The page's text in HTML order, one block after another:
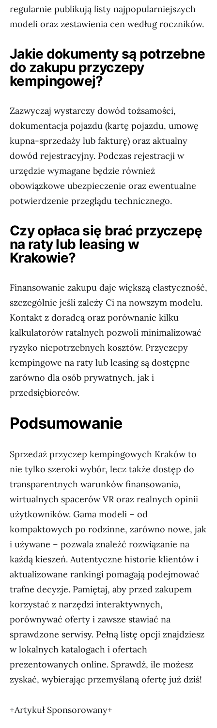
regularnie publikują listy najpopularniejszych
modeli oraz zestawienia cen według roczników.
Jakie dokumenty są potrzebne
do zakupu przyczepy
kempingowej?
Zazwyczaj wystarczy dowód tożsamości,
dokumentacja pojazdu (kartę pojazdu, umowę
kupna-sprzedaży lub fakturę) oraz aktualny
dowód rejestracyjny. Podczas rejestracji w
urzędzie wymagane będzie również
obowiązkowe ubezpieczenie oraz ewentualne
potwierdzenie przeglądu technicznego.
Czy opłaca się brać przyczepę
na raty lub leasing w
Krakowie?
Finansowanie zakupu daje większą elastyczność,
szczególnie jeśli zależy Ci na nowszym modelu.
Kontakt z doradcą oraz porównanie kilku
kalkulatorów ratalnych pozwoli minimalizować
ryzyko niepotrzebnych kosztów. Przyczepy
kempingowe na raty lub leasing są dostępne
zarówno dla osób prywatnych, jak i
przedsiębiorców.
Podsumowanie
Sprzedaż przyczep kempingowych Kraków to
nie tylko szeroki wybór, lecz także dostęp do
transparentnych warunków finansowania,
wirtualnych spacerów VR oraz realnych opinii
użytkowników. Gama modeli – od
kompaktowych po rodzinne, zarówno nowe, jak
i używane – pozwala znaleźć rozwiązanie na
każdą kieszeń. Autentyczne historie klientów i
aktualizowane rankingi pomagają podejmować
trafne decyzje. Pamiętaj, aby przed zakupem
korzystać z narzędzi interaktywnych,
porównywać oferty i zawsze stawiać na
sprawdzone serwisy. Pełną listę opcji znajdziesz
w lokalnych katalogach i ofertach
prezentowanych online. Sprawdź, ile możesz
zyskać, wybierając przemyślaną ofertę już dziś!
+Artykuł Sponsorowany+